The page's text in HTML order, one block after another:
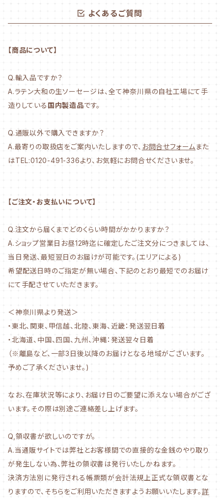
よくあるご質問
【商品について】
Q.輸入品ですか？
A.ラテン大和の生ソーセージは、全て神奈川県の自社工場にて手
造りしている 国内製造品です。
Q.通販以外で購入できますか？
A.最寄りの取扱店をご案内いたしますので、 お問合せフォームまた
はTEL:0120-491-336より、お気軽にお問合せくださいませ。
【ご注文・お支払いについて】
Q.注文から届くまでどのくらい時間がかかりますか？
A.ショップ営業日お昼12時迄に確定したご注文分につきましては、
当日発送、最短翌日のお届けが可能です。(エリアによる)
希望配送日時のご指定が無い場合、下記のとおり最短でのお届け
にて手配させていただきます。
＜神奈川県より発送＞
・東北、関東、甲信越、北陸、東海、近畿：発送翌日着
・北海道、中国、四国、九州、沖縄：発送翌々日着
（※離島など、一部3日後以降のお届けとなる地域がございます。
予めご了承くださいませ。)
なお、在庫状況等により、お届け日のご要望に添えない場合がござ
います。その際は別途ご連絡差し上げます。
Q,領収書が欲しいのですが。
A.当通販サイトでは弊社とお客様間での直接的な金銭のやり取り
が発生しない為、弊社の領収書は発行いたしかねます。
決済方法別に発行される帳票類が会計法規上正式な領収書とな
りますので、そちらをご利用いただきますようお願いいたします。詳